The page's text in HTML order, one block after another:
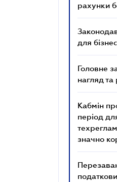
рахунки
для
Головне
нагляд
Кабмін
період
значно